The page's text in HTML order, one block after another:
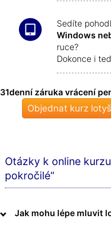
Sedíte
Windows
ruce?
Dokonce i
31denní záruka vrácení
Objednat kurz
Otázky k online
pokročilé“
Jak mohu lépe mluvit